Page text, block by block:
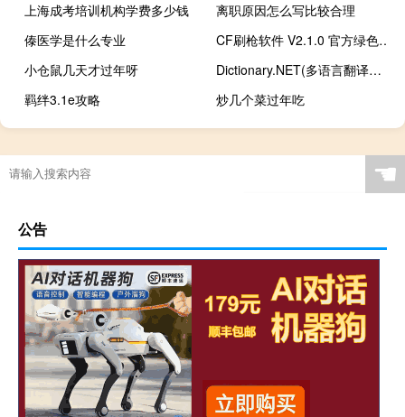
上海成考培训机构学费多少钱
离职原因怎么写比较合理
傣医学是什么专业
CF刷枪软件 V2.1.0 官方绿色版（CF刷枪软件 V2.1.0 官方绿色版功能简介）
小仓鼠几天才过年呀
Dictionary.NET(多语言翻译工具) V9.6.7065 多语绿色免费版（Dictionary.NET(多语言翻译工具) V9.6.7065 多语绿色免费版功能简介）
羁绊3.1e攻略
炒几个菜过年吃
☚
公告